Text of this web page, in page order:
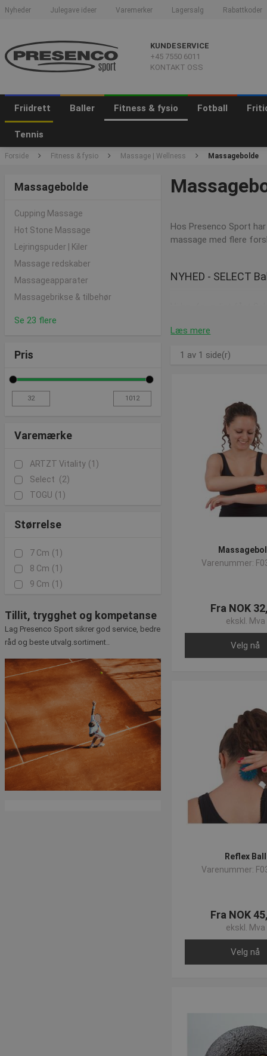
Nyheder Julegave ideer Varemerker Lagersalg Rabattkoder
KUNDESERVICE
+45 7550 6011
KONTAKT OSS
Friidrett Baller Fitness & fysio Fotball
Tennis
Forside Fitness & fysio Massage | Wellness Massagebolde
Massagebolde
Cupping Massage
Hot Stone Massage
Lejringspuder | Kiler
Massage redskaber
Massageapparater
Massagebrikse & tilbehør
Se 23 flere
Pris
Varemærke
ARTZT Vitality (1)
Select (2)
TOGU (1)
Størrelse
7 Cm (1)
8 Cm (1)
9 Cm (1)
Tillit, trygghet og kompetanse
Lag Presenco Sport sikrer god service, bedre
råd og beste utvalg.sortiment..
Hos Presenco Sport
massage med flere
NYHED - SELECT
op.
Køber du derimod
Blackroll ® - Til
Med vores Blackroll ®,
dermed rulle med den
denne måde opnår du
Blackroll ® er
massagebold fra
Vi har fokus på god
I vores webshop har
Læs mere
1 av 1 side(r)
Varenummer:
Fra NOK
ekskl. Mva
Velg nå
Reflex Ball
Varenummer:
Fra NOK
ekskl. Mva
Velg nå